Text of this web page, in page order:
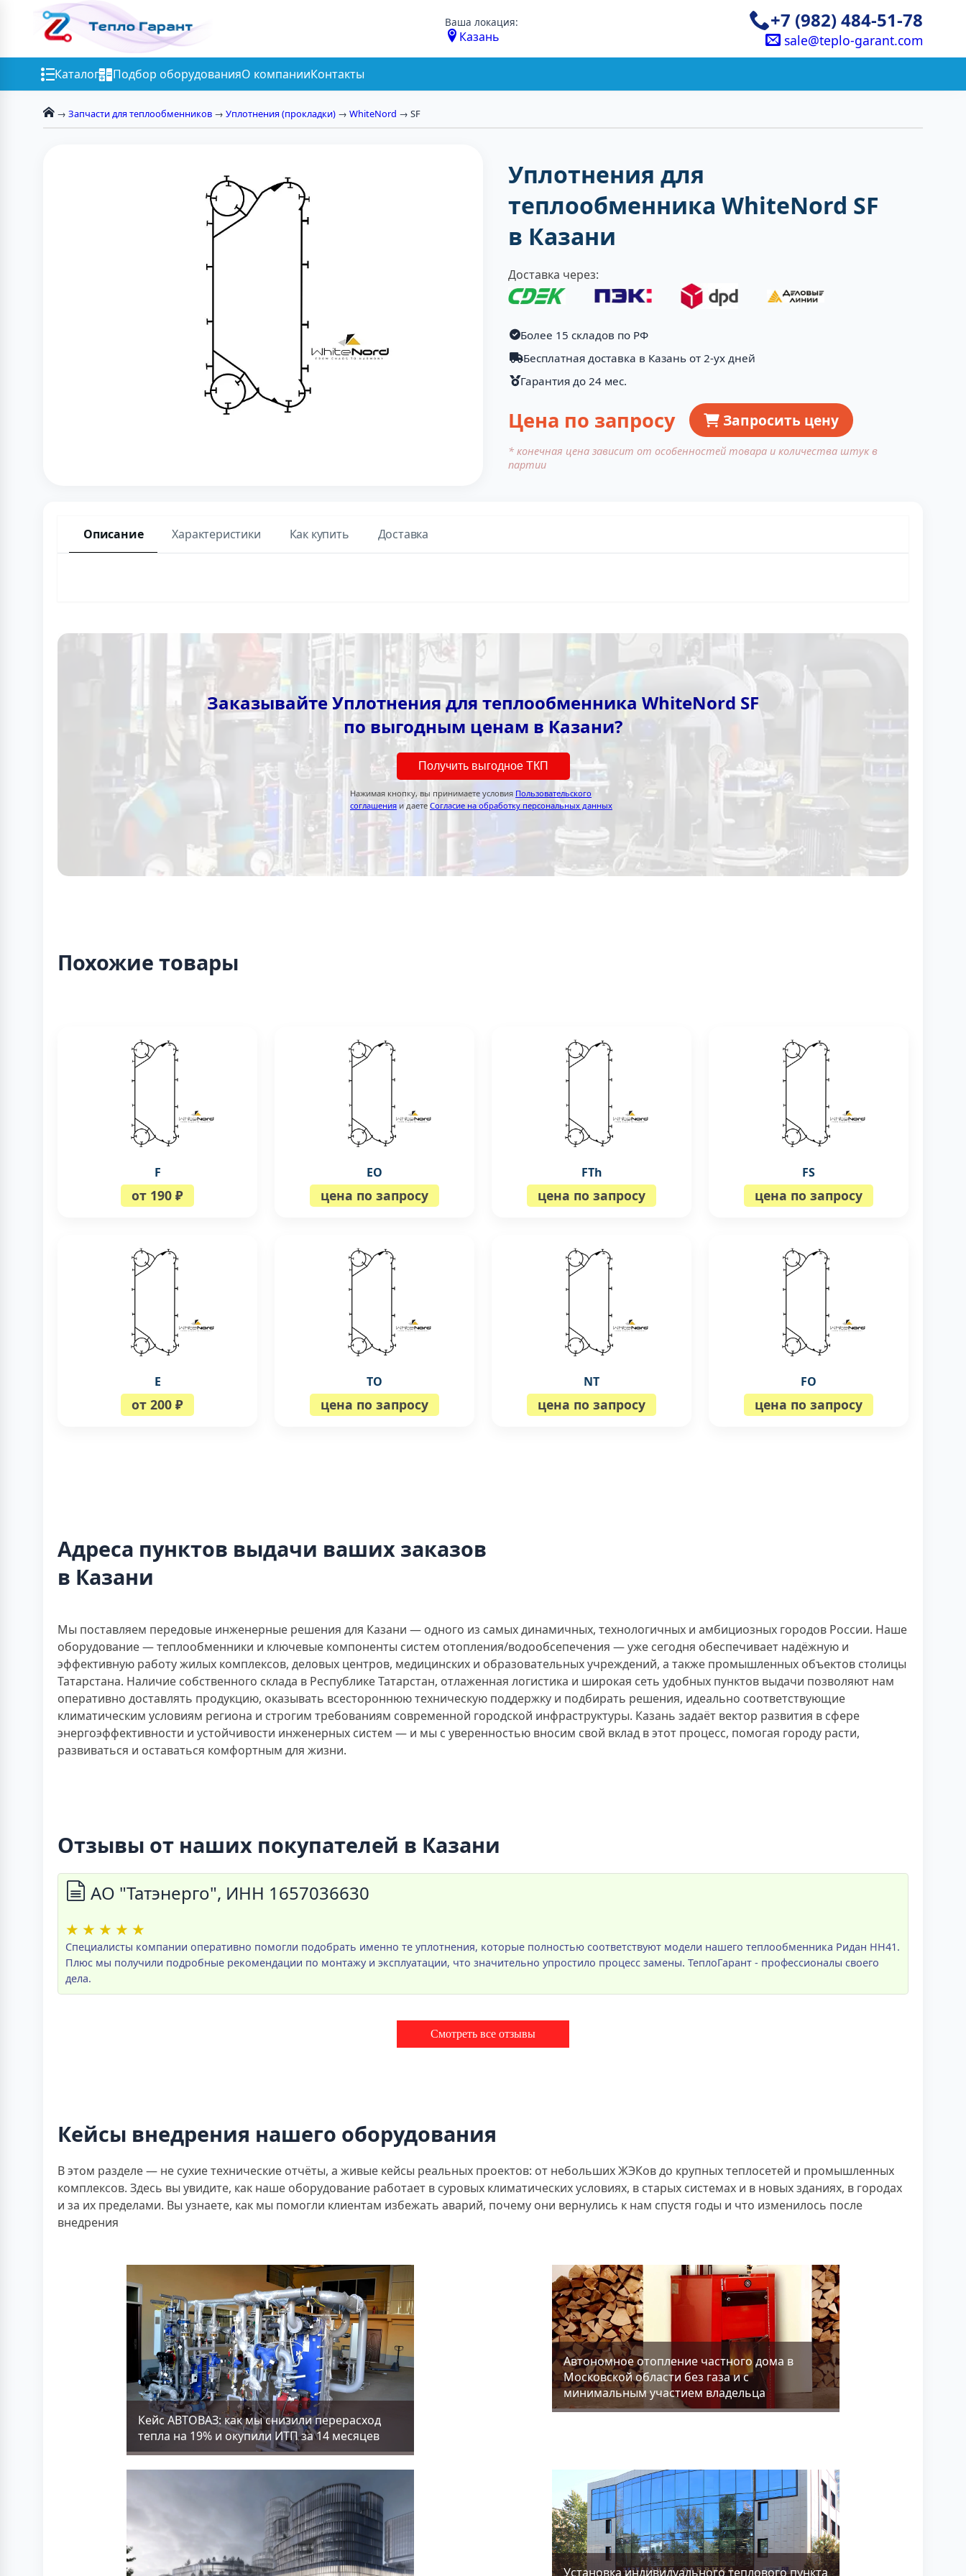
Ваша локация:
Казань
+7 (982) 484-51-78
sale@teplo-garant.com
Каталог Подбор оборудованияО компанииКонтакты
→ Запчасти для теплообменников → Уплотнения (прокладки) → WhiteNord → SF
Уплотнения для
теплообменника WhiteNord SF
в Казани
Доставка через:
Более 15 складов по РФ
Бесплатная доставка в Казань от 2-ух дней
Гарантия до 24 мес.
Цена по запросу Запросить цену
* конечная цена зависит от особенностей товара и количества штук в
партии
Описание Характеристики Как купить Доставка
Заказывайте Уплотнения для теплообменника WhiteNord SF
по выгодным ценам в Казани?
Получить выгодное ТКП
Нажимая кнопку, вы принимаете условия Пользовательского
соглашения и даете Согласие на обработку персональных данных
Похожие товары
F
от 190 ₽
EO
цена по запросу
FTh
цена по запросу
FS
цена по запросу
E
от 200 ₽
TO
цена по запросу
NT
цена по запросу
FO
цена по запросу
Адреса пунктов выдачи ваших заказов
в Казани
Мы поставляем передовые инженерные решения для Казани — одного из самых динамичных, технологичных и амбициозных городов России. Наше
оборудование — теплообменники и ключевые компоненты систем отопления/водообсепечения — уже сегодня обеспечивает надёжную и
эффективную работу жилых комплексов, деловых центров, медицинских и образовательных учреждений, а также промышленных объектов столицы
Татарстана. Наличие собственного склада в Республике Татарстан, отлаженная логистика и широкая сеть удобных пунктов выдачи позволяют нам
оперативно доставлять продукцию, оказывать всестороннюю техническую поддержку и подбирать решения, идеально соответствующие
климатическим условиям региона и строгим требованиям современной городской инфраструктуры. Казань задаёт вектор развития в сфере
энергоэффективности и устойчивости инженерных систем — и мы с уверенностью вносим свой вклад в этот процесс, помогая городу расти,
развиваться и оставаться комфортным для жизни.
Отзывы от наших покупателей в Казани
АО "Татэнерго", ИНН 1657036630
★ ★ ★ ★ ★
Специалисты компании оперативно помогли подобрать именно те уплотнения, которые полностью соответствуют модели нашего теплообменника Ридан НН41.
Плюс мы получили подробные рекомендации по монтажу и эксплуатации, что значительно упростило процесс замены. ТеплоГарант - профессионалы своего
дела.
Смотреть все отзывы
Кейсы внедрения нашего оборудования
В этом разделе — не сухие технические отчёты, а живые кейсы реальных проектов: от небольших ЖЭКов до крупных теплосетей и промышленных
комплексов. Здесь вы увидите, как наше оборудование работает в суровых климатических условиях, в старых системах и в новых зданиях, в городах
и за их пределами. Вы узнаете, как мы помогли клиентам избежать аварий, почему они вернулись к нам спустя годы и что изменилось после
внедрения
Кейс АВТОВАЗ: как мы снизили перерасход
тепла на 19% и окупили ИТП за 14 месяцев
Aвтономное отопление частного дома в
Московской области без газа и с
минимальным участием владельца
Установка индивидуального теплового пункта